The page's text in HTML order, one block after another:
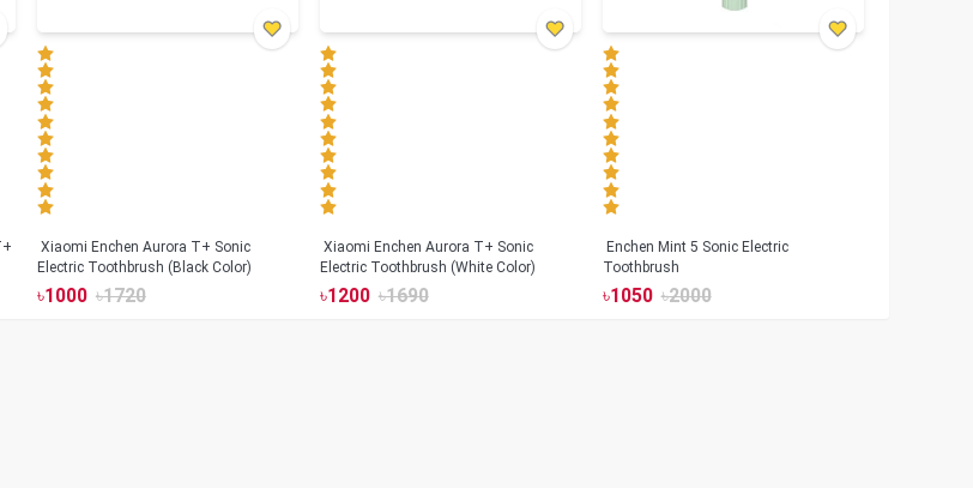
Xiaomi Enchen Aurora T+ Sonic
Electric Toothbrush (Black Color)
৳1000 ৳1720
Xiaomi Enchen Aurora T+ Sonic
Electric Toothbrush (White Color)
৳1200 ৳1690
Enchen Mint 5 Sonic Electric
Toothbrush
৳1050 ৳2000